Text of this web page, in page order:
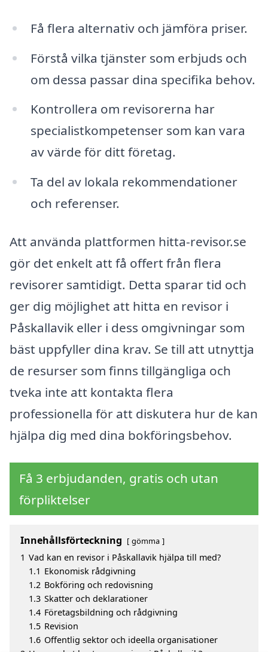
Få flera alternativ och jämföra priser.
Förstå vilka tjänster som erbjuds och
om dessa passar dina specifika behov.
Kontrollera om revisorerna har
specialistkompetenser som kan vara
av värde för ditt företag.
Ta del av lokala rekommendationer
och referenser.
Att använda plattformen hitta-revisor.se
gör det enkelt att få offert från flera
revisorer samtidigt. Detta sparar tid och
ger dig möjlighet att hitta en revisor i
Påskallavik eller i dess omgivningar som
bäst uppfyller dina krav. Se till att utnyttja
de resurser som finns tillgängliga och
tveka inte att kontakta flera
professionella för att diskutera hur de kan
hjälpa dig med dina bokföringsbehov.
Få 3 erbjudanden, gratis och utan
förpliktelser
Innehållsförteckning gömma
1 Vad kan en revisor i Påskallavik hjälpa till med?
1.1 Ekonomisk rådgivning
1.2 Bokföring och redovisning
1.3 Skatter och deklarationer
1.4 Företagsbildning och rådgivning
1.5 Revision
1.6 Offentlig sektor och ideella organisationer